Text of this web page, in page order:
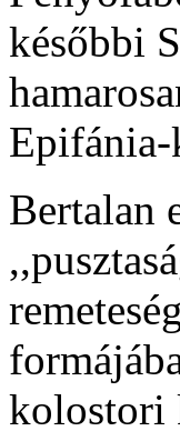
későbbi
Bertalan
kolostori